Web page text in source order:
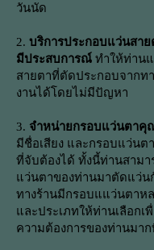
วันนัด
2. บริการประกอบแว่นสา
มีประสบการณ์ ทำให้ท่าน
สายตาที่ตัดประกอบจากท
งานได้โดยไม่มีปัญหา
3. จำหน่ายกรอบแว่นตาคุ
มีชื่อเสียง และกรอบแว่น
ที่จับต้องได้ ทั้งนี้ท่านสามา
แว่นตาของท่านมาตัดแว่น
ทางร้านมีกรอบแแว่นตาห
และประเภทให้ท่านเลือกเ
ความต้องการของท่านมา